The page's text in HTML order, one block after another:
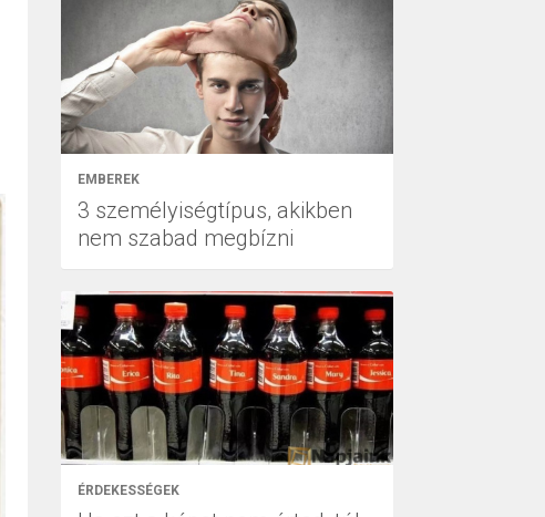
EMBEREK
3 személyiségtípus, akikben
nem szabad megbízni
ÉRDEKESSÉGEK